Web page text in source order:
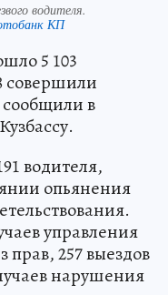
водителя.
КП
5 103
в
водителя,
опьянения
управления
прав, 257 выездов
нарушения